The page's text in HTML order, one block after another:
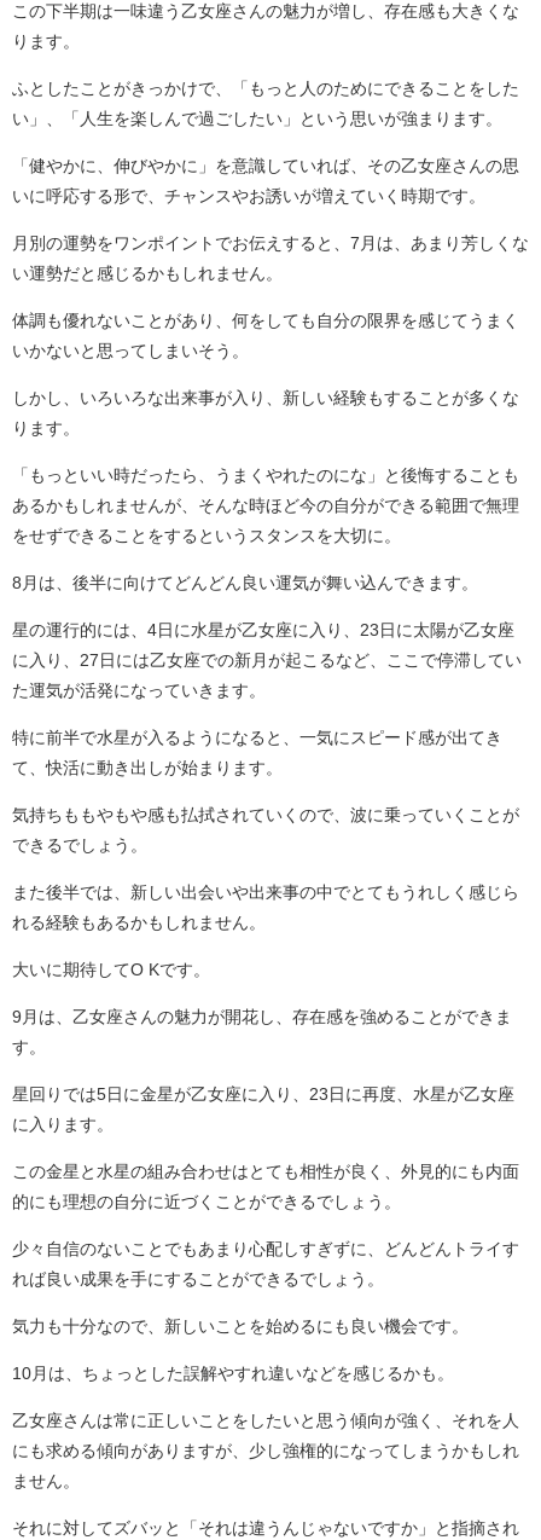
この下半期は一味違う乙女座さんの魅力が増し、存在感も大きくな
ります。
ふとしたことがきっかけで、「もっと人のためにできることをした
い」、「人生を楽しんで過ごしたい」という思いが強まります。
「健やかに、伸びやかに」を意識していれば、その乙女座さんの思
いに呼応する形で、チャンスやお誘いが増えていく時期です。
月別の運勢をワンポイントでお伝えすると、7月は、あまり芳しくな
い運勢だと感じるかもしれません。
体調も優れないことがあり、何をしても自分の限界を感じてうまく
いかないと思ってしまいそう。
しかし、いろいろな出来事が入り、新しい経験もすることが多くな
ります。
「もっといい時だったら、うまくやれたのにな」と後悔することも
あるかもしれませんが、そんな時ほど今の自分ができる範囲で無理
をせずできることをするというスタンスを大切に。
8月は、後半に向けてどんどん良い運気が舞い込んできます。
星の運行的には、4日に水星が乙女座に入り、23日に太陽が乙女座
に入り、27日には乙女座での新月が起こるなど、ここで停滞してい
た運気が活発になっていきます。
特に前半で水星が入るようになると、一気にスピード感が出てき
て、快活に動き出しが始まります。
気持ちももやもや感も払拭されていくので、波に乗っていくことが
できるでしょう。
また後半では、新しい出会いや出来事の中でとてもうれしく感じら
れる経験もあるかもしれません。
大いに期待してO Kです。
9月は、乙女座さんの魅力が開花し、存在感を強めることができま
す。
星回りでは5日に金星が乙女座に入り、23日に再度、水星が乙女座
に入ります。
この金星と水星の組み合わせはとても相性が良く、外見的にも内面
的にも理想の自分に近づくことができるでしょう。
少々自信のないことでもあまり心配しすぎずに、どんどんトライす
れば良い成果を手にすることができるでしょう。
気力も十分なので、新しいことを始めるにも良い機会です。
10月は、ちょっとした誤解やすれ違いなどを感じるかも。
乙女座さんは常に正しいことをしたいと思う傾向が強く、それを人
にも求める傾向がありますが、少し強権的になってしまうかもしれ
ません。
それに対してズバッと「それは違うんじゃないですか」と指摘され